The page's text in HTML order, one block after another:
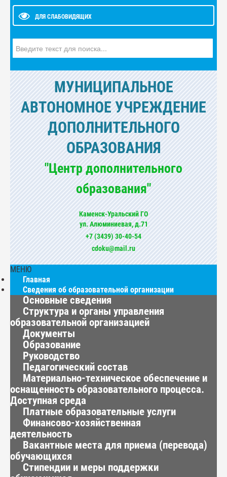
ДЛЯ СЛАБОВИДЯЩИХ
МУНИЦИПАЛЬНОЕ
АВТОНОМНОЕ УЧРЕЖДЕНИЕ
ДОПОЛНИТЕЛЬНОГО
ОБРАЗОВАНИЯ
"Центр дополнительного
образования"
Каменск-Уральский ГО
ул. Алюминиевая, д.71
+7 (3439) 30-40-54
cdoku@mail.ru
МЕНЮ
Главная
Сведения об образовательной организации
Основные сведения
Структура и органы управления
образовательной организацией
Документы
Образование
Руководство
Педагогический состав
Материально-техническое обеспечение и
оснащенность образовательного процесса.
Доступная среда
Платные образовательные услуги
Финансово-хозяйственная
деятельность
Вакантные места для приема (перевода)
обучающихся
Стипендии и меры поддержки